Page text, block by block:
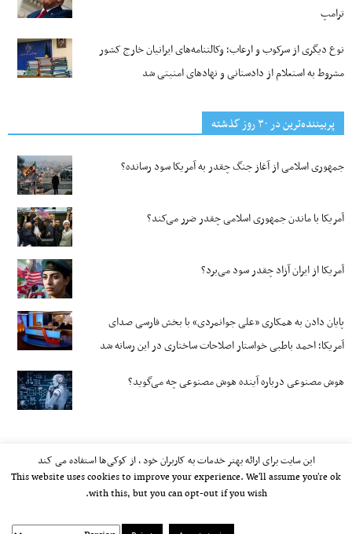
ترامپ
نوع دیگری از سرکوب و ارعاب؛ وکالتنامه‌های ایرانیان خارج کشور
مشروط به استعلام از دادستانی و نهادهای امنیتی شد
پربیننده‌ترین‌ در ۳۰ روز گذشته
جمهوری اسلامی از آغاز جنگ چقدر به آمریکا سود رسانده؟
آمریکا با ماندن جمهوری اسلامی چقدر ضرر می‌کند؟
آمریکا از ایران آزاد چقدر سود می‌برد؟
پایان دادن به همکاری «علی جوانمردی» با بخش فارسی صدای
آمریکا؛ احمد باطبی خواستار اصلاحات ساختاری در این رسانه شد
هوش مصنوعی درباره آینده هوش مصنوعی چه می‌گوید؟
این سایت برای ارائه بهتر خدمات به کاربران خود ، از کوکی‌ها استفاده می کند
This website uses cookies to improve your experience. We'll assume you're ok
with this, but you can opt-out if you wish.